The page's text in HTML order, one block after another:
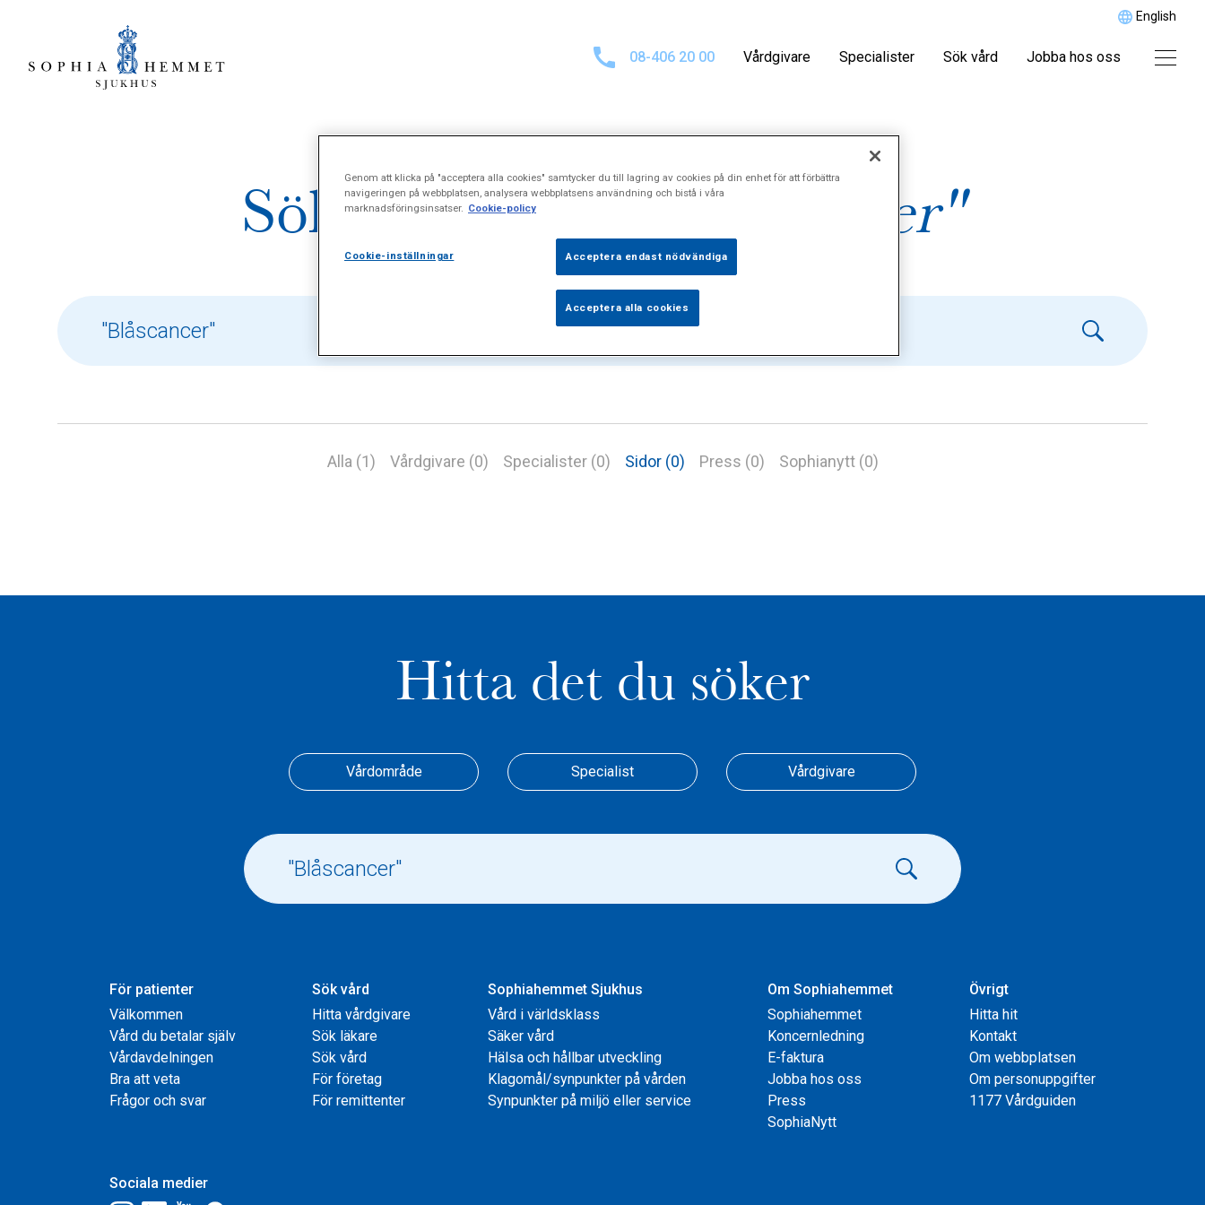
English
08-406 20 00 Vårdgivare Specialister Sök vård Jobba hos oss
Sökresultat för"Blåscancer"
Alla (1) Vårdgivare (0) Specialister (0) Sidor (0) Press (0) Sophianytt (0)
Hitta det du söker
Vårdområde Specialist Vårdgivare
För patienter
Välkommen
Vård du betalar själv
Vårdavdelningen
Bra att veta
Frågor och svar
Sök vård
Hitta vårdgivare
Sök läkare
Sök vård
För företag
För remittenter
Sophiahemmet Sjukhus
Vård i världsklass
Säker vård
Hälsa och hållbar utveckling
Klagomål/synpunkter på vården
Synpunkter på miljö eller service
Om Sophiahemmet
Sophiahemmet
Koncernledning
E-faktura
Jobba hos oss
Press
SophiaNytt
Övrigt
Hitta hit
Kontakt
Om webbplatsen
Om personuppgifter
1177 Vårdguiden
Sociala medier
Genom att klicka på "acceptera alla cookies" samtycker du till lagring av cookies på din enhet för att förbättra
navigeringen på webbplatsen, analysera webbplatsens användning och bistå i våra
marknadsföringsinsatser. Cookie-policy
Cookie-inställningar Acceptera endast nödvändiga
Acceptera alla cookies